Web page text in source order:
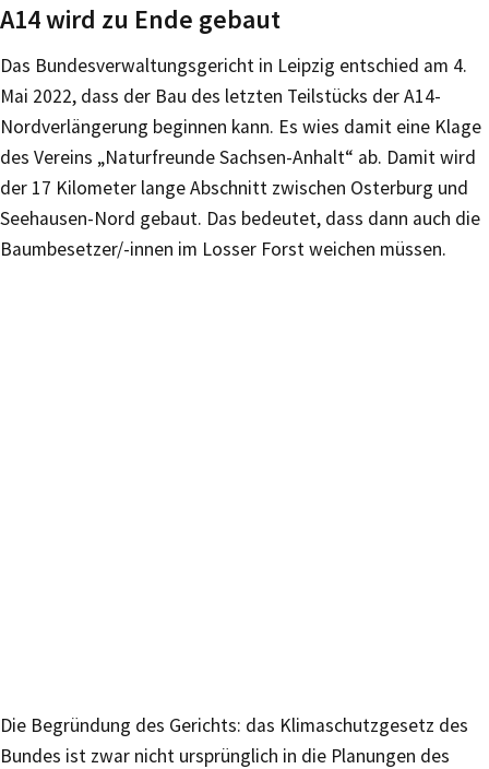
A14 wird zu Ende gebaut
Das Bundesverwaltungsgericht in Leipzig entschied am 4.
Mai 2022, dass der Bau des letzten Teilstücks der A14-
Nordverlängerung beginnen kann. Es wies damit eine Klage
des Vereins „Naturfreunde Sachsen-Anhalt“ ab. Damit wird
der 17 Kilometer lange Abschnitt zwischen Osterburg und
Seehausen-Nord gebaut. Das bedeutet, dass dann auch die
Baumbesetzer/-innen im Losser Forst weichen müssen.
Die Begründung des Gerichts: das Klimaschutzgesetz des
Bundes ist zwar nicht ursprünglich in die Planungen des